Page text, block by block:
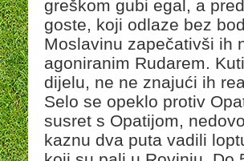
greškom gubi egal, a
goste, koji odlaze bez
Moslavinu zapečativši ih
agoniranim Rudarem.
dijelu, ne ne znajući ih
Selo se opeklo protiv
susret s Opatijom,
kaznu dva puta vadili